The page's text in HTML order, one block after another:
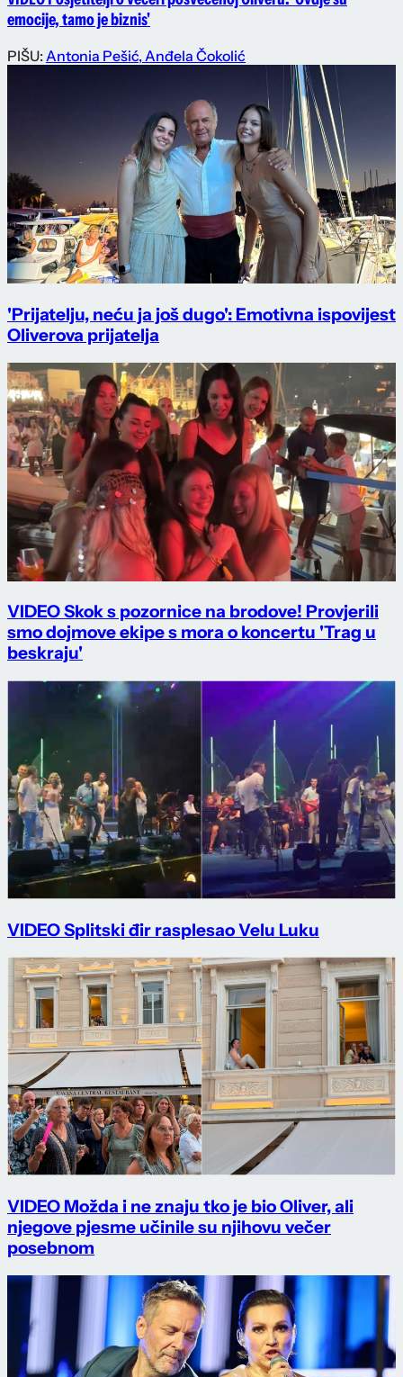
emocije, tamo je biznis'
PIŠU: Antonia Pešić,Anđela Čokolić
'Prijatelju, neću ja još dugo': Emotivna ispovijest
Oliverova prijatelja
VIDEO Skok s pozornice na brodove! Provjerili
smo dojmove ekipe s mora o koncertu 'Trag u
beskraju'
VIDEO Splitski đir rasplesao Velu Luku
VIDEO Možda i ne znaju tko je bio Oliver, ali
njegove pjesme učinile su njihovu večer
posebnom